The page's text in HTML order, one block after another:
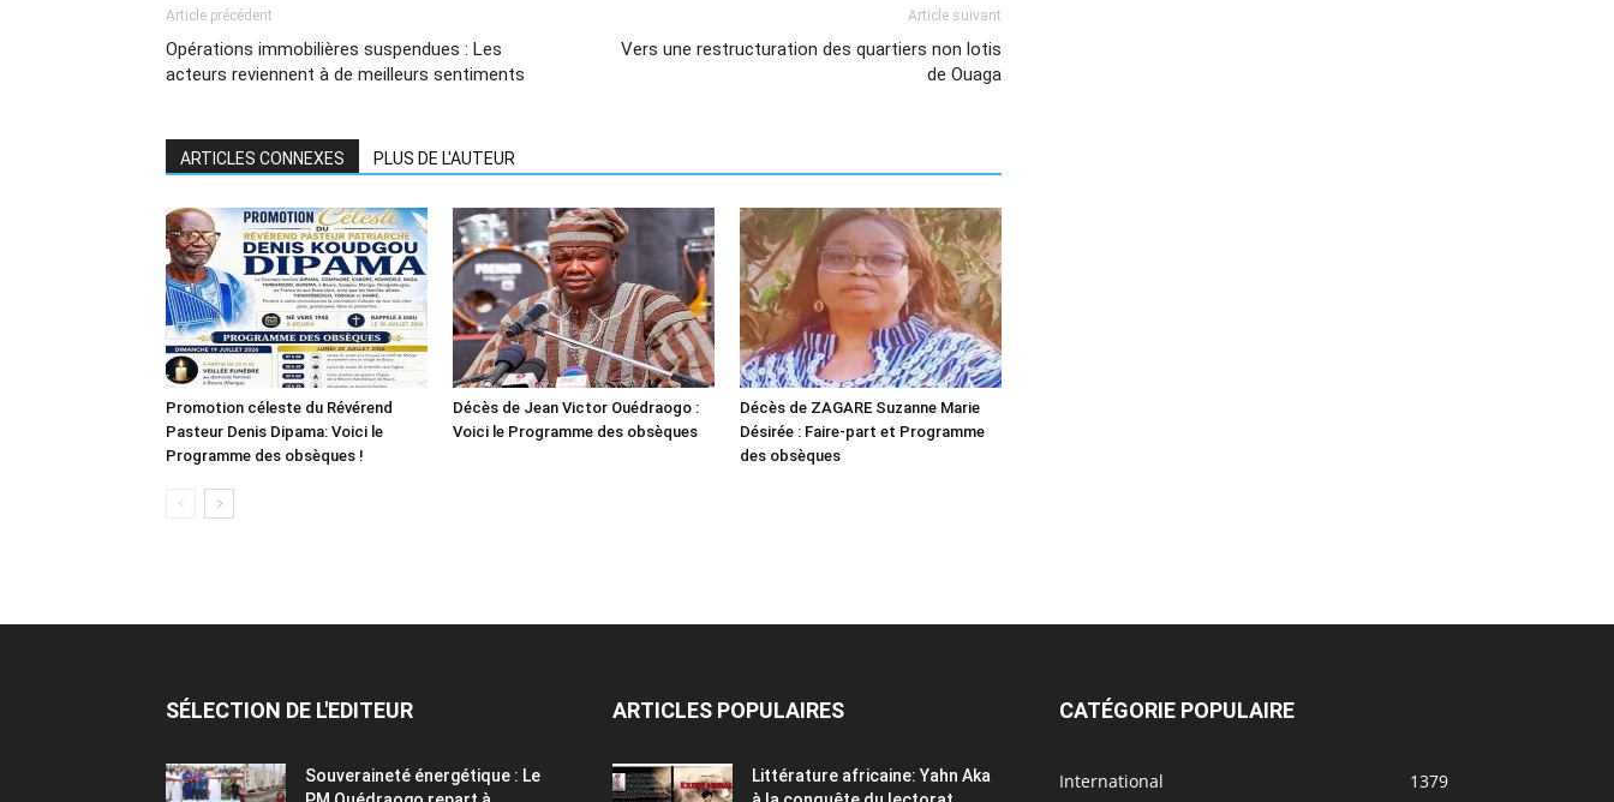
Article précédent
Opérations immobilières suspendues : Les
acteurs reviennent à de meilleurs sentiments
Article suivant
Vers une restructuration des quartiers non lotis
de Ouaga
ARTICLES CONNEXES PLUS DE L'AUTEUR
Promotion céleste du Révérend
Pasteur Denis Dipama: Voici le
Programme des obsèques !
Décès de Jean Victor Ouédraogo :
Voici le Programme des obsèques
Décès de ZAGARE Suzanne Marie
Désirée : Faire-part et Programme
des obsèques
SÉLECTION DE L'EDITEUR
Souveraineté énergétique : Le
ARTICLES POPULAIRES
Littérature africaine: Yahn Aka
CATÉGORIE POPULAIRE
International 1379